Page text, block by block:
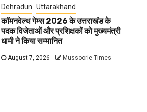
Dehradun Uttarakhand
कॉमनवेल्थ गेम्स 2026 के उत्तराखंड के
पदक विजेताओं और प्रशिक्षकों को मुख्यमंत्री
धामी ने किया सम्मानित
August 7, 2026 Mussoorie Times